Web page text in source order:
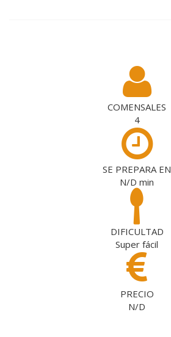
COMENSALES
4
SE PREPARA EN
N/D min
DIFICULTAD
Super fácil
PRECIO
N/D